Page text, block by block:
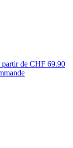
partir de CHF 69.90